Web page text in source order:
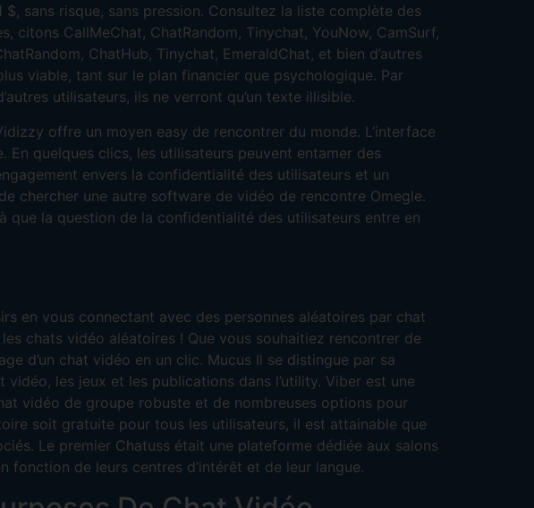
sans risque, sans pression. Consultez la liste complète des
citons CallMeChat, ChatRandom, Tinychat, YouNow, CamSurf,
ChatHub, Tinychat, EmeraldChat, et bien d’autres
viable, tant sur le plan financier que psychologique. Par
utilisateurs, ils ne verront qu’un texte illisible.
offre un moyen easy de rencontrer du monde. L’interface
quelques clics, les utilisateurs peuvent entamer des
envers la confidentialité des utilisateurs et un
chercher une autre software de vidéo de rencontre Omegle.
que la question de la confidentialité des utilisateurs entre en
en vous connectant avec des personnes aléatoires par chat
chats vidéo aléatoires ! Que vous souhaitiez rencontrer de
d’un chat vidéo en un clic. Mucus Il se distingue par sa
les jeux et les publications dans l’utility. Viber est une
vidéo de groupe robuste et de nombreuses options pour
soit gratuite pour tous les utilisateurs, il est attainable que
Le premier Chatuss était une plateforme dédiée aux salons
de leurs centres d’intérêt et de leur langue.